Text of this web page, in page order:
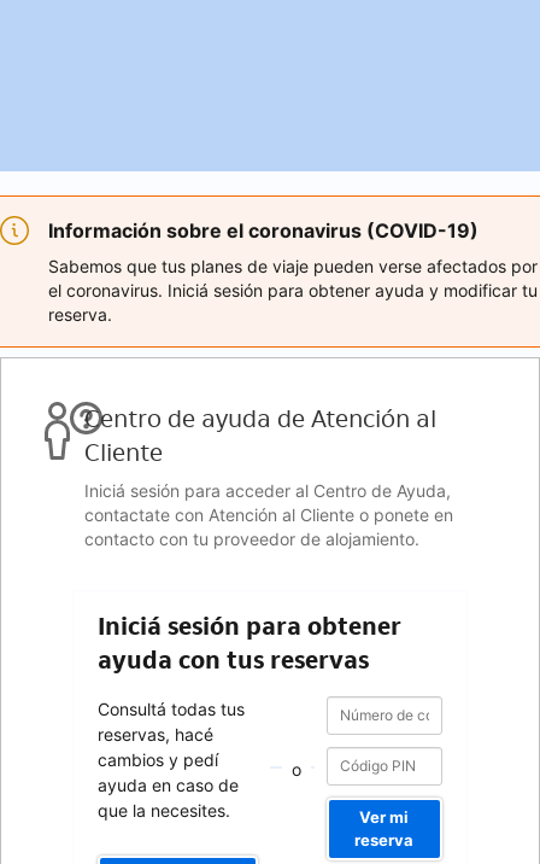
Información sobre el coronavirus (COVID-19)
Sabemos que tus planes de viaje pueden verse afectados por
el coronavirus. Iniciá sesión para obtener ayuda y modificar tu
reserva.
Centro de ayuda de Atención al
Cliente
Iniciá sesión para acceder al Centro de Ayuda,
contactate con Atención al Cliente o ponete en
contacto con tu proveedor de alojamiento.
Iniciá sesión para obtener
ayuda con tus reservas
Consultá todas tus
reservas, hacé
cambios y pedí
ayuda en caso de
que la necesites.
o
Número
de
confirmación
Número
confirmación
Ver mi
reserva